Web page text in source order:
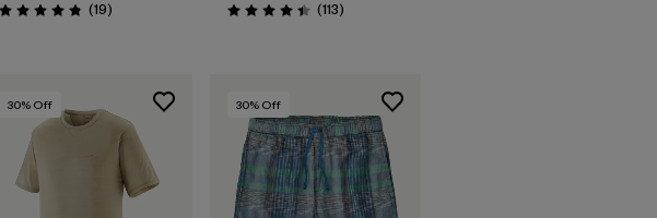
Valoración: 4.8 / 5
(19Comentarios
) Valoración: 4.4 / 5
(113Comentarios
)
30% Off 30% Off